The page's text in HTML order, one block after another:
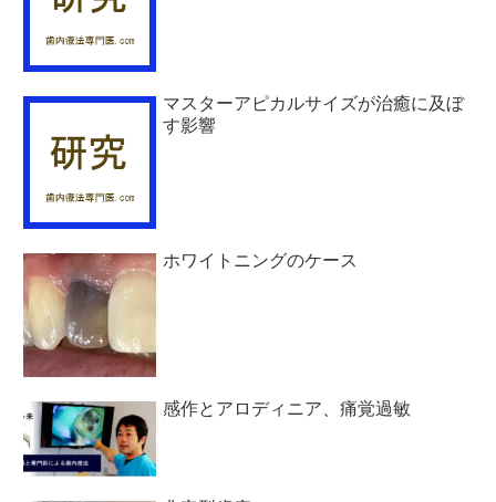
マスターアピカルサイズが治癒に及ぼ
す影響
ホワイトニングのケース
感作とアロディニア、痛覚過敏